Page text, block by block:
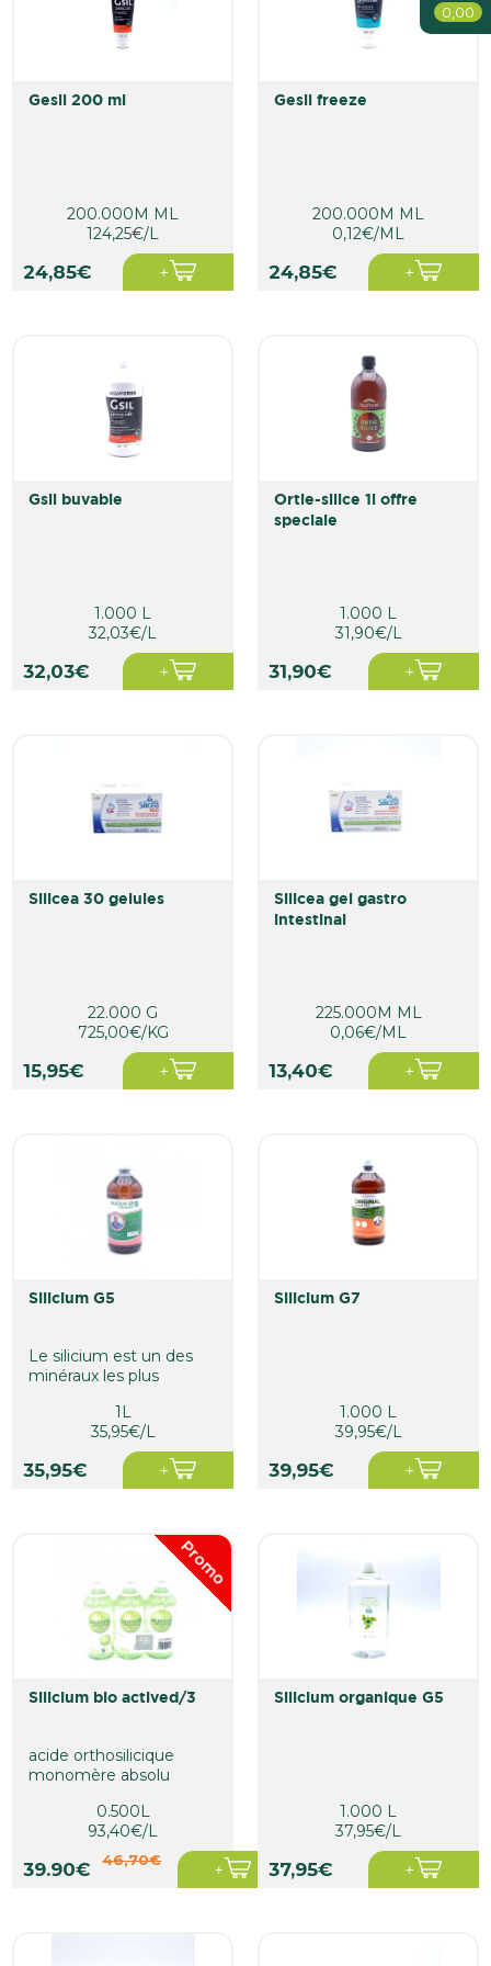
0,00
Soin De La Personne
Maison
gesil 200 ml
200.000M ML
124,25€/L
24,85€
gesil freeze
200.000M ML
0,12€/ML
24,85€
gsil buvable
1.000 L
32,03€/L
32,03€
ortie-silice 1l offre
speciale
1.000 L
31,90€/L
31,90€
silicea 30 gelules
22.000 G
725,00€/KG
15,95€
silicea gel gastro
intestinal
225.000M ML
0,06€/ML
13,40€
silicium G5
Le silicium est un des
minéraux les plus
1L
35,95€/L
35,95€
silicium G7
1.000 L
39,95€/L
39,95€
Promo
silicium bio actived/3
acide orthosilicique
monomère absolu
0.500L
93,40€/L
39.90€ 46,70€
silicium organique G5
1.000 L
37,95€/L
37,95€